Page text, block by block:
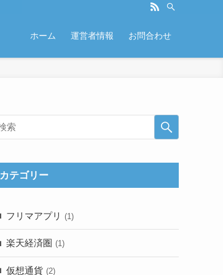
ホーム 運営者情報 お問合わせ
カテゴリー
フリマアプリ (1)
楽天経済圏 (1)
仮想通貨 (2)